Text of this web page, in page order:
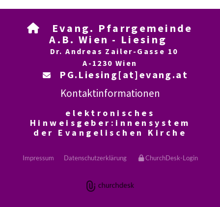

Evang. Pfarrgemeinde
A.B. Wien - Liesing
Dr. Andreas Zailer-Gasse 10
A-1230 Wien
 PG.Liesing[at]evang.at
Kontaktinformationen
elektronisches
Hinweisgeber:innensystem
der Evangelischen Kirche
Impressum Datenschutzerklärung ChurchDesk-Login